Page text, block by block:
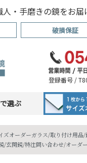
・手磨きの鏡をお届
破損保証
登録番号 /
選ぶ
ズオーダーガラス/取り付け用品/
/玄関鏡/特注問い合わせ/オーダ